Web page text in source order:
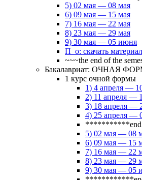
5) 02 мая — 08 мая
6) 09 мая — 15 мая
7) 16 мая — 22 мая
8) 23 мая — 29 мая
9) 30 мая — 05 июня
П_о: скачать
~~~the end of the
Бакалавриат: ОЧНАЯ
1 курс очной формы
1) 4 апреля —
2) 11 апреля —
3) 18 апреля —
4) 25 апреля —
5) 02 мая — 08
6) 09 мая — 15
7) 16 мая — 22
8) 23 мая — 29
9) 30 мая — 05